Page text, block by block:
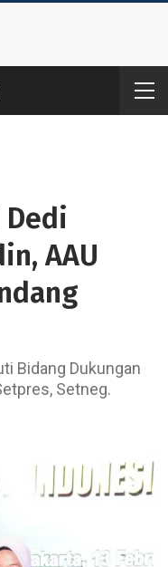
Dedi
AAU
Bidang Dukungan
Setneg.